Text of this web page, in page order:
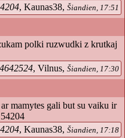
, Kaunas38, Šiandien, 17:51
polki ruzwudki z krutkaj
, Vilnus, Šiandien, 17:30
mamytes gali but su vaiku ir
, Kaunas38, Šiandien, 17:18